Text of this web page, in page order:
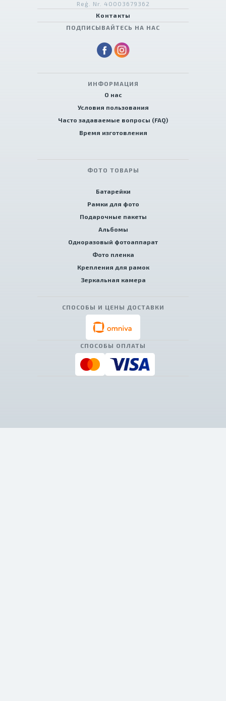
Reģ. Nr. 40003679362
Контакты
ПОДПИСЫВАЙТЕСЬ НА НАС
ИНФОРМАЦИЯ
О нас
Условия пользования
Часто задаваемые вопросы (FAQ)
Время изготовления
ФОТО ТОВАРЫ
Батарейки
Рамки для фото
Подарочные пакеты
Альбомы
Одноразовый фотоаппарат
Фото пленка
Крепления для рамок
Зеркальная камера
СПОСОБЫ И ЦЕНЫ ДОСТАВКИ
СПОСОБЫ ОПЛАТЫ